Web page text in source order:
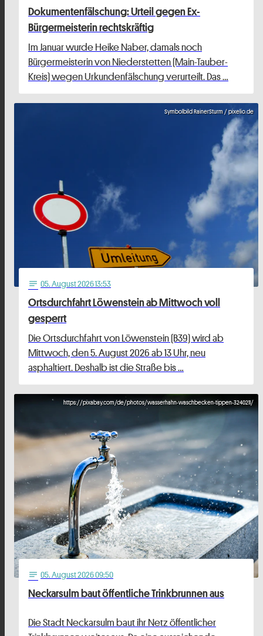
Dokumentenfälschung: Urteil gegen Ex-
Bürgermeisterin rechtskräftig
Im Januar wurde Heike Naber, damals noch
Bürgermeisterin von Niederstetten (Main-Tauber-
Kreis) wegen Urkundenfälschung verurteilt. Das …
Symbolbild RainerSturm / pixelio.de
notes 05. August 2026 13:53
Ortsdurchfahrt Löwenstein ab Mittwoch voll
gesperrt
Die Ortsdurchfahrt von Löwenstein (B39) wird ab
Mittwoch, den 5. August 2026 ab 13 Uhr, neu
asphaltiert. Deshalb ist die Straße bis …
https://pixabay.com/de/photos/wasserhahn-waschbecken-tippen-3240211/
notes 05. August 2026 09:50
Neckarsulm baut öffentliche Trinkbrunnen aus
Die Stadt Neckarsulm baut ihr Netz öffentlicher